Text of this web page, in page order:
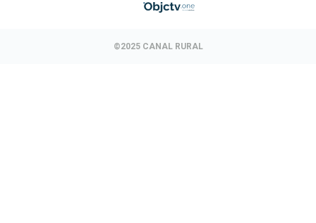
©2025 CANAL RURAL